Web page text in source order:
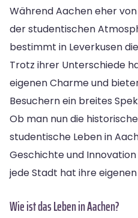
Während Aachen eher
der studentischen
bestimmt in Leverkusen
Trotz ihrer Unterschiede
eigenen Charme und
Besuchern ein breites
Ob man nun die
studentische Leben in
Geschichte und
jede Stadt hat ihre eigenen
Wie ist das Leben in Aachen?